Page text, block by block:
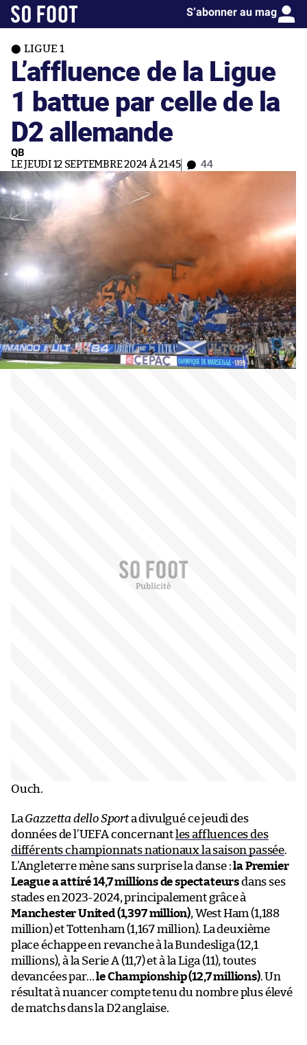
S’abonner au mag
LIGUE 1
L’affluence de la Ligue
1 battue par celle de la
D2 allemande
QB
LE JEUDI 12 SEPTEMBRE 2024 À 21:45 44
Ouch.
La Gazzetta dello Sporta divulgué ce jeudi des
données de l’UEFA concernant les affluences des
différents championnats nationaux la saison passée.
L’Angleterre mène sans surprise la danse :la Premier
League a attiré 14,7 millions de spectateursdans ses
stades en 2023-2024, principalement grâce à
Manchester United (1,397 million), West Ham (1,188
million) et Tottenham (1,167 million). La deuxième
place échappe en revanche à la Bundesliga (12,1
millions), à la Serie A (11,7) et à la Liga (11), toutes
devancées par…le Championship (12,7 millions). Un
résultat à nuancer compte tenu du nombre plus élevé
de matchs dans la D2 anglaise.